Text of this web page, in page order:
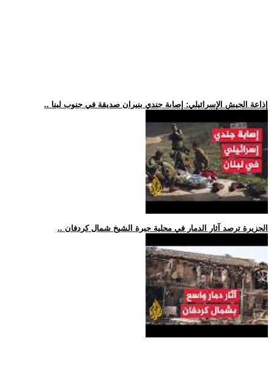
.. إذاعة الجيش الإسرائيلي: إصابة جندي بنيران صديقة في جنوب لبنا
.. الجزيرة ترصد آثار الدمار في محلية جبرة الشيخ شمال كردفان